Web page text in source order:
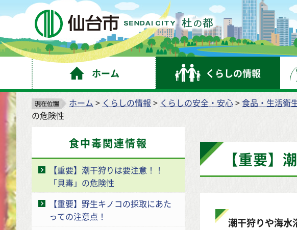
仙台市
ホーム くらしの情報
ホーム > くらしの情報 > くらしの安全・安心>食品・生活衛
の危険性
食中毒関連情報
【重要】潮干狩りは要注意！！
「貝毒」の危険性
【重要】野生キノコの採取にあた
っての注意点！
【重要】
潮干狩りや海水